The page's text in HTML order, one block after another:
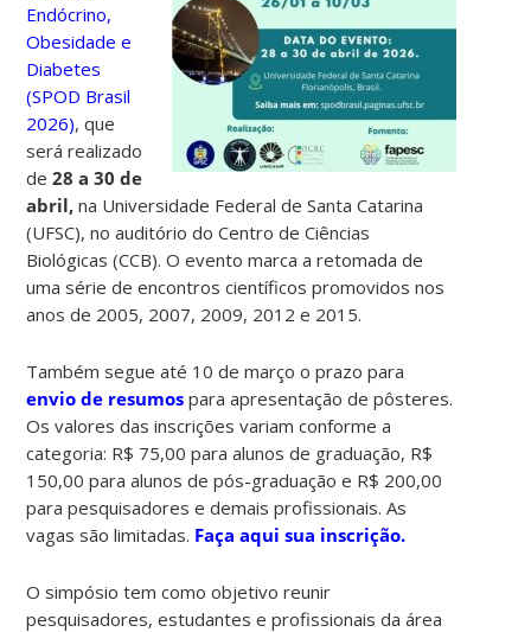
Endócrino,
Obesidade e
Diabetes
(SPOD Brasil
2026), que
será realizado
de28 a 30 de
abril,na Universidade Federal de Santa Catarina
(UFSC), no auditório do Centro de Ciências
Biológicas (CCB).O evento marca a retomada de
uma série de encontros científicos promovidos nos
anos de 2005, 2007, 2009, 2012 e 2015.
Também segue até 10 de março o prazo para
envio de resumos para apresentação de pôsteres.
Os valores das inscrições variam conforme a
categoria: R$ 75,00 para alunos de graduação, R$
150,00 para alunos de pós-graduação e R$ 200,00
para pesquisadores e demais profissionais. As
vagas são limitadas. Faça aqui sua inscrição.
O simpósio tem como objetivo reunir
pesquisadores, estudantes e profissionais da área